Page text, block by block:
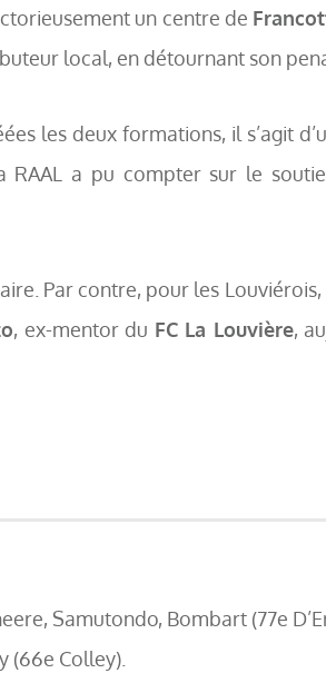
un centre de
local, en détournant son
les deux formations, il s’agit
RAAL a pu compter sur le
Par contre, pour les
, ex-mentor du FC La Louvière,
Samutondo, Bombart (77e
(66e Colley).